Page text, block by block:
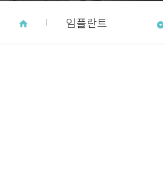
임플란트